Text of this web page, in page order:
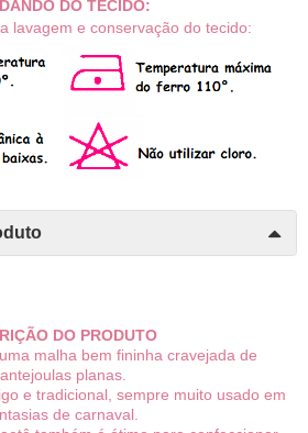
DO TECIDO:
lavagem e conservação do tecido:
DO PRODUTO
malha bem fininha cravejada de
planas.
e tradicional, sempre muito usado em
de carnaval.